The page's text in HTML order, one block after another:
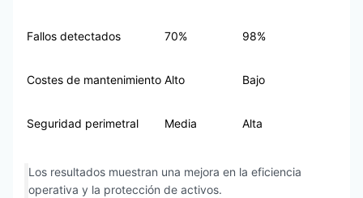
Fallos detectados 70% 98%
Costes de mantenimiento Alto Bajo
Seguridad perimetral Media Alta
Los resultados muestran una mejora en la eficiencia
operativa y la protección de activos.